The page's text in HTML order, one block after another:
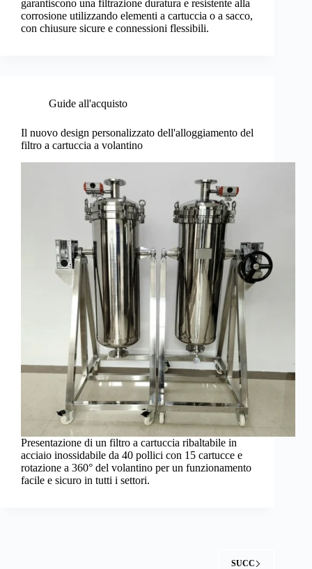
garantiscono una filtrazione duratura e resistente alla
corrosione utilizzando elementi a cartuccia o a sacco,
con chiusure sicure e connessioni flessibili.
Guide all'acquisto
Il nuovo design personalizzato dell'alloggiamento del
filtro a cartuccia a volantino
Presentazione di un filtro a cartuccia ribaltabile in
acciaio inossidabile da 40 pollici con 15 cartucce e
rotazione a 360° del volantino per un funzionamento
facile e sicuro in tutti i settori.
SUCC